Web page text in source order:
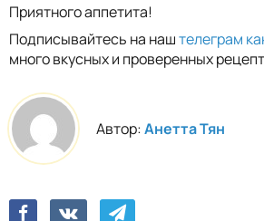
Приятного аппетита!
Подписывайтесь на наштелеграм
много вкусных и проверенных
Автор:Анетта Тян